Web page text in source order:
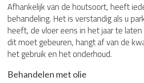
Afhankelijk van de houtsoort, heeft
behandeling. Het is verstandig als u
heeft, de vloer eens in het jaar te
dit moet gebeuren, hangt af van de
het gebruik en het onderhoud.
Behandelen met olie